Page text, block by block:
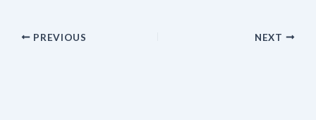
PREVIOUS NEXT